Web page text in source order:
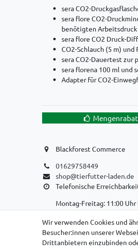
sera CO2-
sera flore CO2-
benötigten Arbeitsdruck
sera flore CO2 Druck-
CO2-Schlauch (5 m)
sera CO2-Dauertest zur
sera florena 100 ml und
Adapter für CO2-
Blackforest Commerce
01629758449
shop@tierfutter-laden.de
Telefonische
Montag-Freitag: 11:00 Uhr
WIR SIND EIN REINER
KEIN LADENGESCHÄFT,
Wir verwenden Cookies und
Besucher:innen unserer
Drittanbietern einzubinden